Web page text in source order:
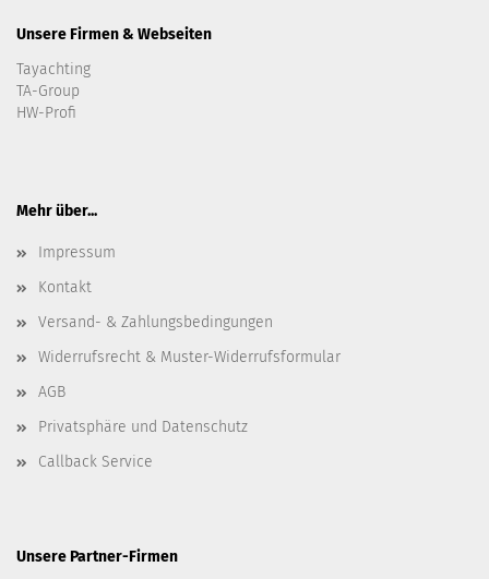
Unsere Firmen & Webseiten
Tayachting
TA-Group
HW-Profi
Mehr über...
Impressum
Kontakt
Versand- & Zahlungsbedingungen
Widerrufsrecht & Muster-Widerrufsformular
AGB
Privatsphäre und Datenschutz
Callback Service
Unsere Partner-Firmen